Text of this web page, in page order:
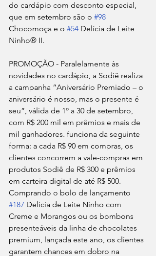
do cardápio com desconto especial,
que em setembro são o #98
Chocomoça e o #54 Delícia de Leite
Ninho®️ II.
PROMOÇÃO - Paralelamente às
novidades no cardápio, a Sodiê realiza
a campanha “Aniversário Premiado – o
aniversário é nosso, mas o presente é
seu”, válida de 1º a 30 de setembro,
com R$ 200 mil em prêmios e mais de
mil ganhadores. funciona da seguinte
forma: a cada R$ 90 em compras, os
clientes concorrem a vale-compras em
produtos Sodiê de R$ 300 e prêmios
em carteira digital de até R$ 500.
Comprando o bolo de lançamento
#187 Delícia de Leite Ninho com
Creme e Morangos ou os bombons
presenteáveis da linha de chocolates
premium, lançada este ano, os clientes
garantem chances em dobro na